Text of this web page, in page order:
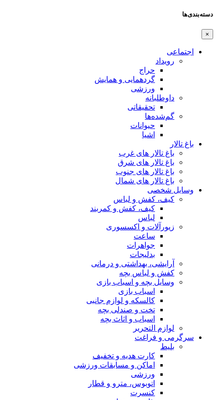
دسته‌بندی‌ها
×
اجتماعی
رویداد
حراج
گردهمایی و همایش
ورزشی
داوطلبانه
تحقیقاتی
گم‌شده‌ها
حیوانات
اشیا
باغ تالار
باغ تالار های غرب
باغ تالار های شرق
باغ تالار های جنوب
باغ تالار های شمال
وسایل شخصی
کیف، کفش و لباس
کیف، کفش و کمربند
لباس
زیورآلات و اکسسوری
ساعت
جواهرات
بدلیجات
آرایشی، بهداشتی و درمانی
کفش و لباس بچه
وسایل بچه و اسباب بازی
اسباب بازی
کالسکه و لوازم جانبی
تخت و صندلی بچه
اسباب و اثاث بچه
لوازم التحریر
سرگرمی و فراغت
بلیط
کارت هدیه و تخفیف
اماکن و مسابقات ورزشی
ورزشی
اتوبوس، مترو و قطار
کنسرت